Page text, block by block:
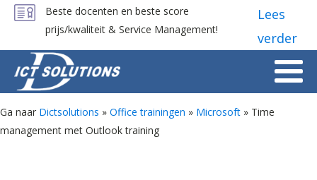
Beste docenten en beste score
prijs/kwaliteit & Service Management!
Lees
verder
Ga naar Dictsolutions » Office trainingen » Microsoft » Time
management met Outlook training